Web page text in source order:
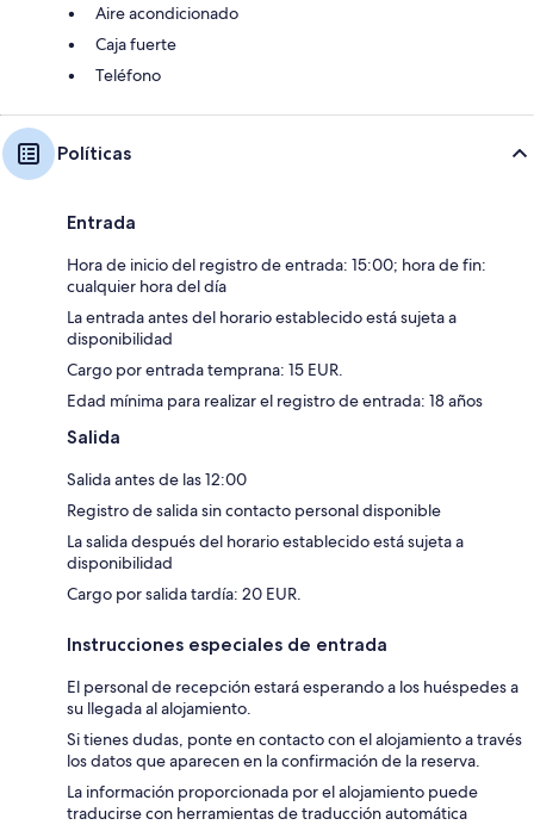
Aire acondicionado
Caja fuerte
Teléfono
Políticas
Entrada
Hora de inicio del registro de entrada: 15:00; hora de fin:
cualquier hora del día
La entrada antes del horario establecido está sujeta a
disponibilidad
Cargo por entrada temprana: 15 EUR.
Edad mínima para realizar el registro de entrada: 18 años
Salida
Salida antes de las 12:00
Registro de salida sin contacto personal disponible
La salida después del horario establecido está sujeta a
disponibilidad
Cargo por salida tardía: 20 EUR.
Instrucciones especiales de entrada
El personal de recepción estará esperando a los huéspedes a
su llegada al alojamiento.
Si tienes dudas, ponte en contacto con el alojamiento a través
los datos que aparecen en la confirmación de la reserva.
La información proporcionada por el alojamiento puede
traducirse con herramientas de traducción automática